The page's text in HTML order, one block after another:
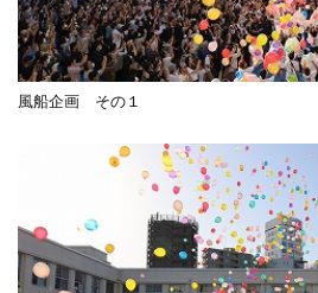
風船企画 その１